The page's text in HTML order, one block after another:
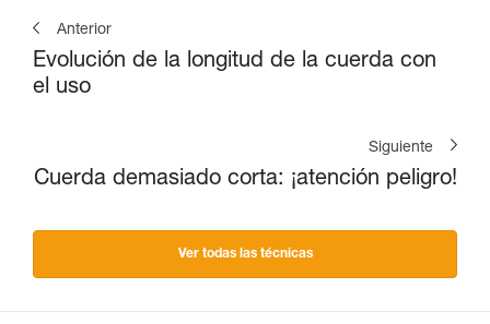
Anterior
Evolución de la longitud de la cuerda con
el uso
Siguiente
Cuerda demasiado corta: ¡atención peligro!
Ver todas las técnicas